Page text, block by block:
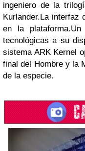
ingeniero de la
Kurlander.La interfaz
en la plataforma.Un
tecnológicas a su
sistema ARK Kernel
final del Hombre y la
de la especie.